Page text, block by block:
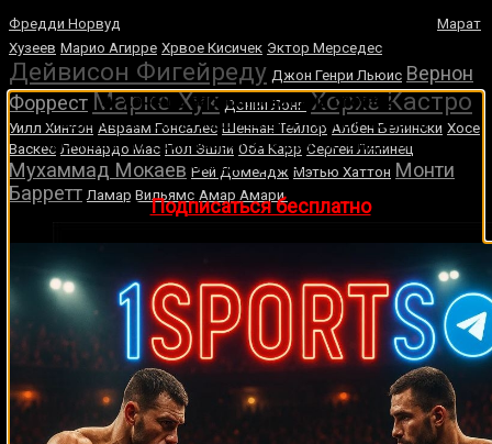
Фредди Норвуд
Марат
Хузеев Марио Агирре Хрвое Кисичек Эктор Мерседес
Дейвисон Фигейреду Джон Генри Льюис Вернон
ФоррестМарко Хук Донни Лонг Хорхе Кастро
Уилл Хинтон Авраам Гонсалес Шеннан Тейлор Албен Белински Хосе
Васкес Леонардо Мас Пол Эшли Оба Карр Сергей Липинец
Мухаммад Мокаев Рей Домендж Мэтью Хаттон Монти
Барретт Ламар Вильямс Амар Амари
🔥 Хочешь зарабатывать на спорте?
Подписывайся на наш Telegram-канал1Sports—
прогнозы на единоборства и другие виды спорта
каждый день!
👉Подписаться бесплатно